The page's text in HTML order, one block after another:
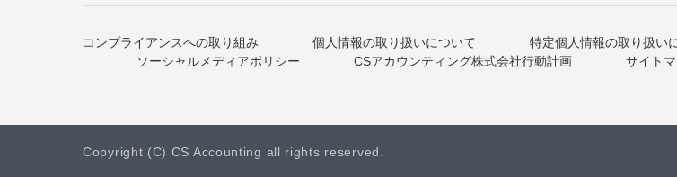
コンプライアンスへの取り組み 個人情報の取り扱いについて 特定個人情報の取り扱い
ソーシャルメディアポリシー
CSアカウンティング株式会社行動計画 サイト
Copyright (C) CS Accounting all rights reserved.